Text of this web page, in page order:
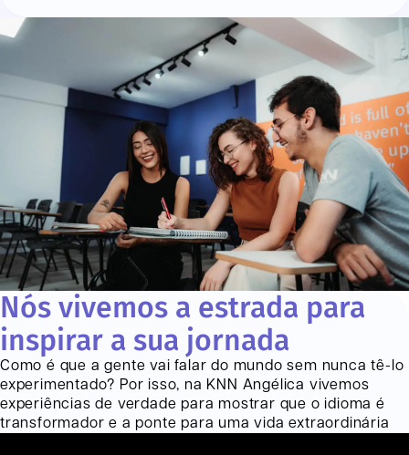
Nós vivemos a estrada para
inspirar a sua jornada
Como é que a gente vai falar do mundo sem nunca tê-lo
experimentado? Por isso, na KNN Angélica vivemos
experiências de verdade para mostrar que o idioma é
transformador e a ponte para uma vida extraordinária